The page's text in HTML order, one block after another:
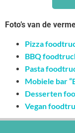
Foto’s van de
Pizza
BBQ
Pasta
Mobiele bar
Desserten
Vegan